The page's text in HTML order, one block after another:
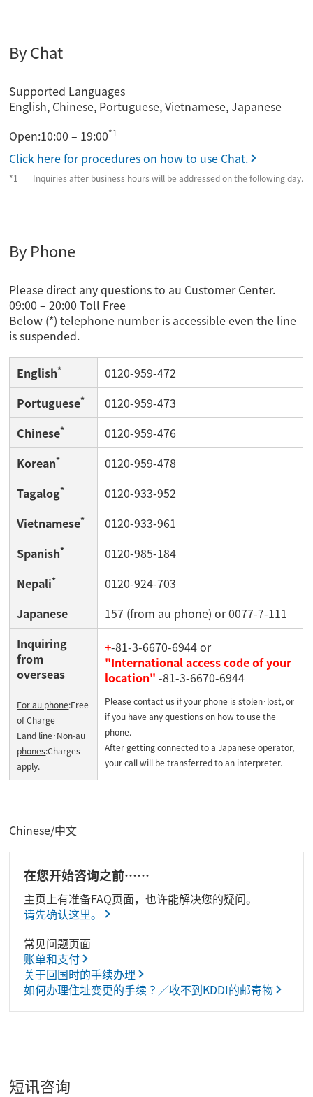
By Chat
Supported Languages
English, Chinese, Portuguese, Vietnamese, Japanese
Open:10:00 – 19:00*1
Click here for procedures on how to use Chat.
Inquiries after business hours will be addressed on the following day.
By Phone
Please direct any questions to au Customer Center.
09:00 – 20:00 Toll Free
Below (*) telephone number is accessible even the line
is suspended.
English*
0120-959-472
Portuguese*
0120-959-473
Chinese*
0120-959-476
Korean*
0120-959-478
Tagalog*
0120-933-952
Vietnamese*
0120-933-961
Spanish*
0120-985-184
Nepali*
0120-924-703
Japanese
157 (from au phone) or 0077-7-111
Inquiring
from
overseas
For au phone:Free
of Charge
Land line･Non-au
phones:Charges
apply.
+-81-3-6670-6944 or
"International access code of your
location" -81-3-6670-6944
Please contact us if your phone is stolen･lost, or
if you have any questions on how to use the
phone.
After getting connected to a Japanese operator,
your call will be transferred to an interpreter.
Chinese/中文
在您开始咨询之前……
主页上有准备FAQ页面，也许能解决您的疑问。
请先确认这里。
常见问题页面
账单和支付
关于回国时的手续办理
如何办理住址变更的手续？／收不到KDDI的邮寄物
短讯咨询